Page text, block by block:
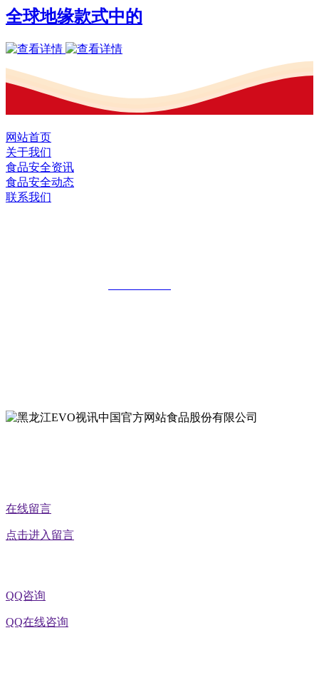
全球地缘款式中的
网站首页
关于我们
食品安全资讯
食品安全动态
联系我们
在线留言
点击进入留言
QQ咨询
QQ在线咨询